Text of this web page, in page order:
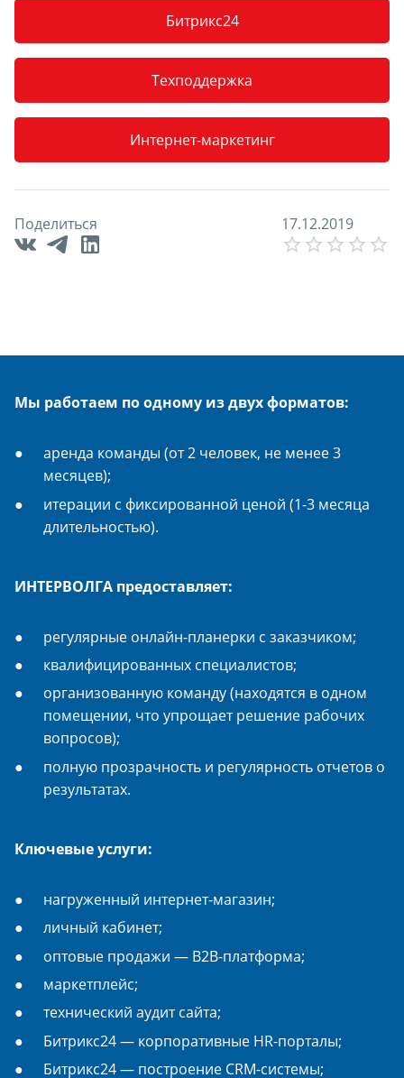
Битрикс24
Техподдержка
Интернет-маркетинг
Поделиться 17.12.2019
Мы работаем по одному из двух форматов:
аренда команды (от 2 человек, не менее 3
месяцев);
итерации с фиксированной ценой (1-3 месяца
длительностью).
ИНТЕРВОЛГА предоставляет:
регулярные онлайн-планерки с заказчиком;
квалифицированных специалистов;
организованную команду (находятся в одном
помещении, что упрощает решение рабочих
вопросов);
полную прозрачность и регулярность отчетов о
результатах.
Ключевые услуги:
нагруженный интернет-магазин;
личный кабинет;
оптовые продажи — B2B-платформа;
маркетплейс;
технический аудит сайта;
Битрикс24 — корпоративные HR-порталы;
Битрикс24 — построение CRM-системы;